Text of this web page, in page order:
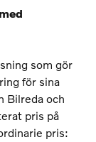
som gör
för sina
Bilreda och
pris på
pris: